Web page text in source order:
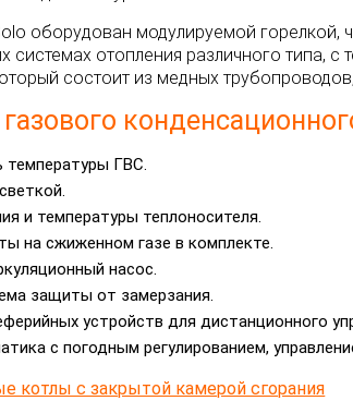
оборудован модулируемой
системах отопления различного типа,
состоит из медных
температуры ГВС.
и температуры теплоносителя.
на сжиженном газе в комплекте.
насос.
защиты от замерзания.
устройств для дистанционного
с погодным регулированием,
котлы с закрытой камерой сгорания